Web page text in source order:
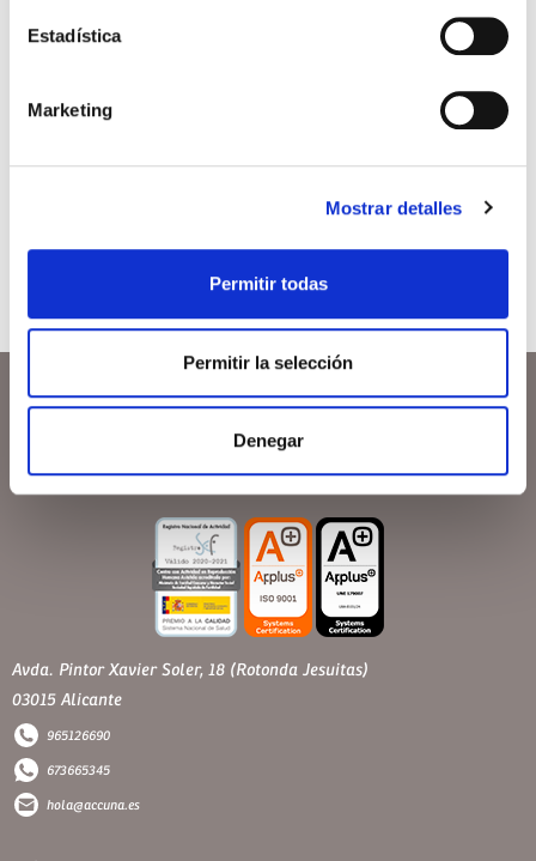
Estadística
Marketing
Mostrar detalles
Permitir todas
Permitir la selección
Denegar
La cuesta de septiembre llega cargada de
sus hogares tras haber disfrutado de […]
Avda. Pintor Xavier Soler, 18 (Rotonda Jesuitas)
03015 Alicante
965126690
673665345
hola@accuna.es